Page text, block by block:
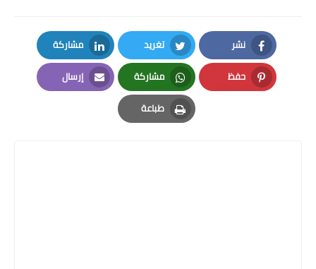
نشر
Facebook
تغريد
Twitter
مشاركة
LinkedIn
حفظ
Pinterest
مشاركة
Whatsapp
إرسال
Email
طباعة
Print